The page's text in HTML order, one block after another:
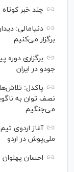
چند خبر
دنیامالی:
برگزار می‌کنیم
برگزاری دوره
جودو در ایران
پاکدل:
نصف توان به
می‌جنگیم
ملی‌پوش در اردو
احسان